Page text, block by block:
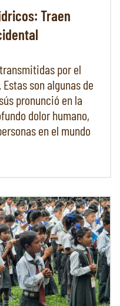
Traen
por el
Estas son algunas de
pronunció en la
dolor humano,
en el mundo